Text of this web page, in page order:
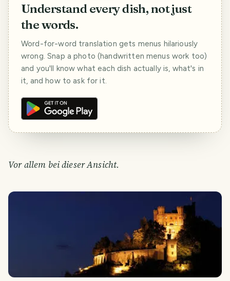
Understand every dish, not just
the words.
Word-for-word translation gets menus hilariously
wrong. Snap a photo (handwritten menus work too)
and you'll know what each dish actually is, what's in
it, and how to ask for it.
Vor allem bei dieser Ansicht.